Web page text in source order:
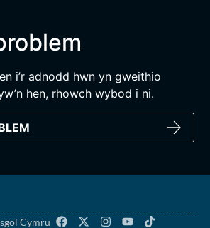
i’r adnodd hwn yn gweithio
hen, rhowch wybod i ni.
Cymru